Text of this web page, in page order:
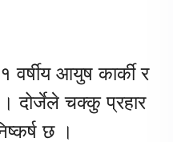
वर्षीय आयुष कार्की र
दोर्जेले चक्कु प्रहार
छ ।